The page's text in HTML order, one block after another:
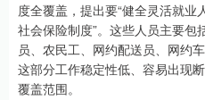
度全覆盖，提出要“健全灵活就
社会保险制度”。这些人员主要包
员、农民工、网约配送员、网约
这部分工作稳定性低、容易出现
覆盖范围。